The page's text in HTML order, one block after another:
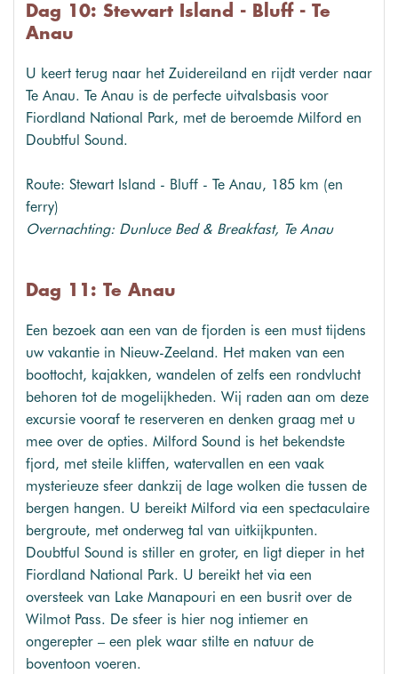
Dag 10: Stewart Island - Bluff - Te
Anau
U keert terug naar het Zuidereiland en rijdt verder naar
Te Anau. Te Anau is de perfecte uitvalsbasis voor
Fiordland National Park, met de beroemde Milford en
Doubtful Sound.
Route: Stewart Island - Bluff - Te Anau, 185 km (en
ferry)
Overnachting: Dunluce Bed & Breakfast, Te Anau
Dag 11: Te Anau
Een bezoek aan een van de fjorden is een must tijdens
uw vakantie in Nieuw-Zeeland. Het maken van een
boottocht, kajakken, wandelen of zelfs een rondvlucht
behoren tot de mogelijkheden. Wij raden aan om deze
excursie vooraf te reserveren en denken graag met u
mee over de opties. Milford Sound is het bekendste
fjord, met steile kliffen, watervallen en een vaak
mysterieuze sfeer dankzij de lage wolken die tussen de
bergen hangen. U bereikt Milford via een spectaculaire
bergroute, met onderweg tal van uitkijkpunten.
Doubtful Sound is stiller en groter, en ligt dieper in het
Fiordland National Park. U bereikt het via een
oversteek van Lake Manapouri en een busrit over de
Wilmot Pass. De sfeer is hier nog intiemer en
ongerepter – een plek waar stilte en natuur de
boventoon voeren.